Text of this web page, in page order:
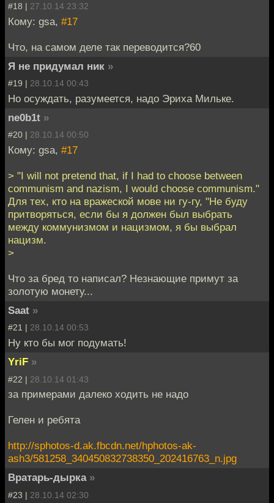
#18 | 27.10.14 23:32
Кому: gsa, #17
Что, на самом деле так переводится?60
Я не придумал ник »
#19 | 28.10.14 00:43
Но осуждать, разумеется, надо Эриха Мильке.
ne0b1t »
#20 | 28.10.14 00:50
Кому: gsa, #17
> "I will not pretend that, if I had to choose between
communism and nazism, I would choose communism."
Для тех, кто на вражеской мове ни гу-гу, "Не буду
притворяться, если бы я должен был выбрать
между коммунизмом и нацизмом, я бы выбрал
нацизм.
>
Что за бред то написал? Незнающие примут за
золотую монету...
Saat »
#21 | 28.10.14 00:53
Ну кто бы мог подумать!
YriF »
#22 | 28.10.14 01:43
за примерами далеко ходить не надо
Гелен и ребята
http://sphotos-d.ak.fbcdn.net/hphotos-ak-
ash3/581258_340450832738350_202416763_n.jpg
Вратарь-дырка »
#23 | 28.10.14 02:30